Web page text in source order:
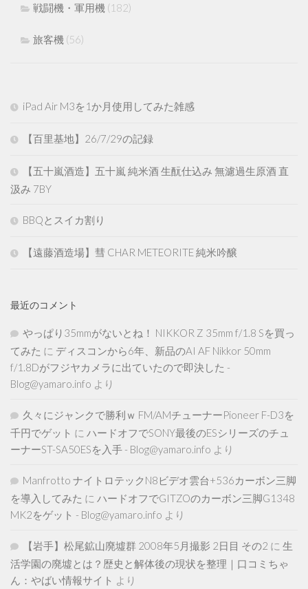
戦闘機・軍用機 (182)
旅客機 (56)
iPad Air M3を1か月使用してみた雑感
【百里基地】26/7/29の記録
【五十嵐酒造】五十嵐 純米酒 生酛仕込み 無濾過生原酒 直
汲み 7BY
BBQとスイカ割り
【遠藤酒造場】彗 CHAR METEORITE 純米吟醸
最近のコメント
やっぱり35mmがないとね！ NIKKOR Z 35mm f/1.8 Sを買っ
てみた に ディスコンから6年、新品のAI AF Nikkor 50mm
f/1.8Dがフジヤカメラに出ていたので即決した -
Blog@yamaro.info より
久々にジャンクで勝利ｗ FM/AMチューナーPioneer F-D3を
千円でゲット に ハードオフでSONY最後のESシリーズのチュ
ーナーST-SA50ESを入手 - Blog@yamaro.info より
Manfrotto ナイトロテックN8ビデオ雲台+536カーボン三脚
を導入してみた に ハードオフでGITZOのカーボン三脚G1348
MK2をゲット - Blog@yamaro.info より
【岩手】松尾鉱山廃墟群 2008年5月撮影 2日目 その2 に 生
活学園の廃墟とは？歴史と解体後の現状を整理｜口コミちゃ
ん：やばい情報サイト より